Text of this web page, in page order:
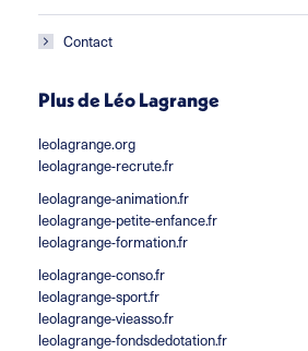
Contact
Plus de Léo Lagrange
leolagrange.org
leolagrange-recrute.fr
leolagrange-animation.fr
leolagrange-petite-enfance.fr
leolagrange-formation.fr
leolagrange-conso.fr
leolagrange-sport.fr
leolagrange-vieasso.fr
leolagrange-fondsdedotation.fr